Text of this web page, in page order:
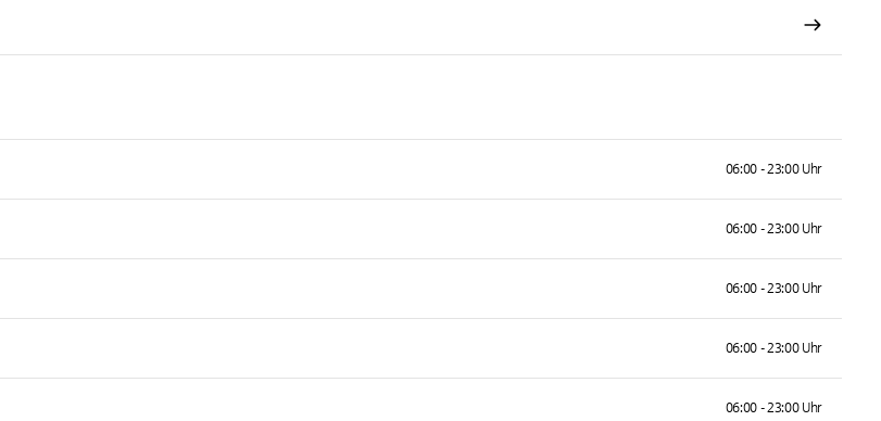
06:00 - 23:00 Uhr
06:00 - 23:00 Uhr
06:00 - 23:00 Uhr
06:00 - 23:00 Uhr
06:00 - 23:00 Uhr